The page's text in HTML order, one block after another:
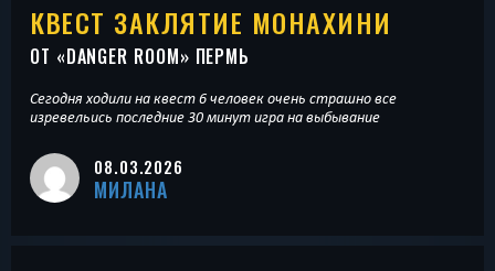
КВЕСТ ЗАКЛЯТИЕ МОНАХИНИ
ОТ «DANGER ROOM» ПЕРМЬ
Сегодня ходили на квест 6 человек очень страшно все
изревельись последние 30 минут игра на выбывание
08.03.2026
МИЛАНА